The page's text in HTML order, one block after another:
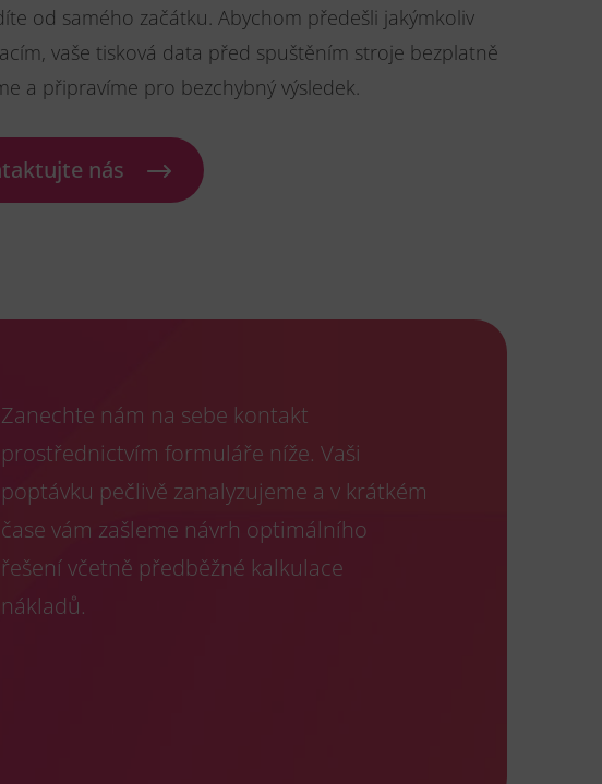
od samého začátku. Abychom předešli jakýmkoliv
vaše tisková data před spuštěním stroje bezplatně
a připravíme pro bezchybný výsledek.
nás
Zanechte nám na sebe kontakt
prostřednictvím formuláře níže. Vaši
poptávku pečlivě zanalyzujeme a v krátkém
čase vám zašleme návrh optimálního
řešení včetně předběžné kalkulace
nákladů.